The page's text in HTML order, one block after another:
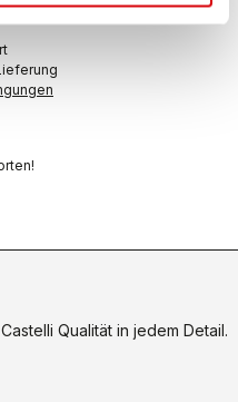
Qualität in jedem Detail.